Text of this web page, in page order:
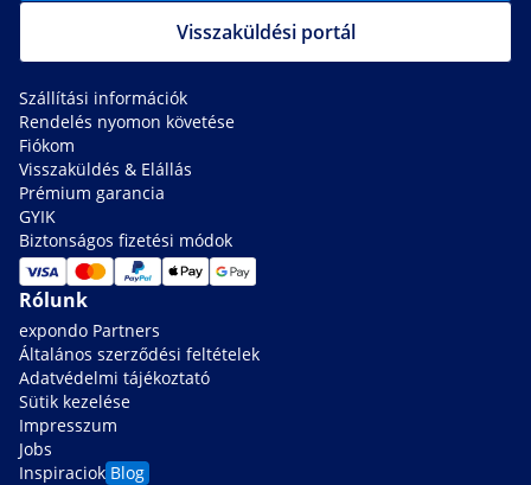
Visszaküldési portál
Szállítási információk
Rendelés nyomon követése
Fiókom
Visszaküldés & Elállás
Prémium garancia
GYIK
Biztonságos fizetési módok
Rólunk
expondo Partners
Általános szerződési feltételek
Adatvédelmi tájékoztató
Sütik kezelése
Impresszum
Jobs
Inspiraciok Blog